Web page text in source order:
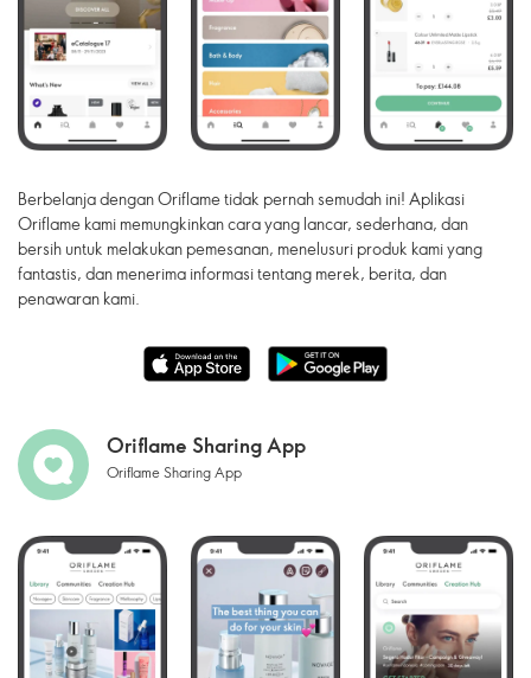
Berbelanja dengan Oriflame tidak pernah semudah ini! Aplikasi
Oriflame kami memungkinkan cara yang lancar, sederhana, dan
bersih untuk melakukan pemesanan, menelusuri produk kami yang
fantastis, dan menerima informasi tentang merek, berita, dan
penawaran kami.
Oriflame Sharing App
Oriflame Sharing App